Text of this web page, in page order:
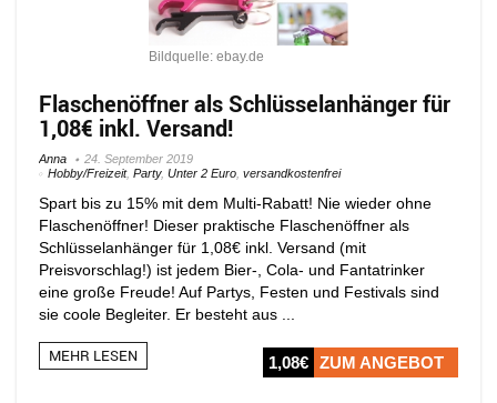
Bildquelle: ebay.de
Flaschenöffner als Schlüsselanhänger für
1,08€ inkl. Versand!
Anna
24. September 2019
Hobby/Freizeit, Party, Unter 2 Euro versandkostenfrei
Spart bis zu 15% mit dem Multi-Rabatt! Nie wieder ohne
Flaschenöffner! Dieser praktische Flaschenöffner als
Schlüsselanhänger für 1,08€ inkl. Versand (mit
Preisvorschlag!) ist jedem Bier-, Cola- und Fantatrinker
eine große Freude! Auf Partys, Festen und Festivals sind
sie coole Begleiter. Er besteht aus ...
MEHR LESEN 1,08€ ZUM ANGEBOT